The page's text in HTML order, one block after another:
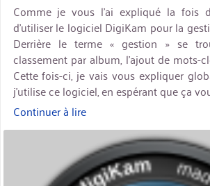
Comme je vous l’ai expliqué la fois
d’utiliser le logiciel DigiKam pour la
Derrière le terme « gestion » se
classement par album, l’ajout de mots-
Cette fois-ci, je vais vous expliquer
j’utilise ce logiciel, en espérant que ça
Continuer à lire« DigiKam
:
gestion
des
photos »